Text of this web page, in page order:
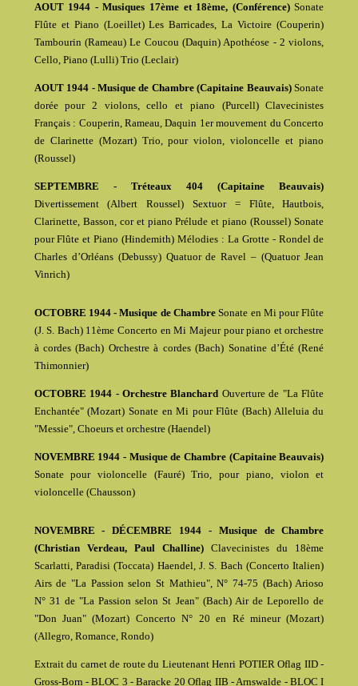
AOUT 1944 - Musiques 17ème et 18ème, (Conférence)Sonate
Flûte et Piano (Loeillet) Les Barricades, La Victoire (Couperin)
Tambourin (Rameau) Le Coucou (Daquin) Apothéose - 2 violons,
Cello, Piano (Lulli) Trio (Leclair)
AOUT 1944 - Musique de Chambre (Capitaine Beauvais)Sonate
dorée pour 2 violons, cello et piano (Purcell) Clavecinistes
Français : Couperin, Rameau, Daquin 1er mouvement du Concerto
de Clarinette (Mozart) Trio, pour violon, violoncelle et piano
(Roussel)
SEPTEMBRE - Tréteaux 404 (Capitaine Beauvais)
Divertissement (Albert Roussel) Sextuor = Flûte, Hautbois,
Clarinette, Basson, cor et piano Prélude et piano (Roussel) Sonate
pour Flûte et Piano (Hindemith) Mélodies : La Grotte - Rondel de
Charles d’Orléans (Debussy) Quatuor de Ravel – (Quatuor Jean
Vinrich)
OCTOBRE 1944 - Musique de Chambre Sonate en Mi pour Flûte
(J. S. Bach) 11ème Concerto en Mi Majeur pour piano et orchestre
à cordes (Bach) Orchestre à cordes (Bach) Sonatine d’Été (René
Thimonnier)
OCTOBRE 1944 - Orchestre Blanchard Ouverture de "La Flûte
Enchantée" (Mozart) Sonate en Mi pour Flûte (Bach) Alleluia du
"Messie", Choeurs et orchestre (Haendel)
NOVEMBRE 1944 - Musique de Chambre (Capitaine Beauvais)
Sonate pour violoncelle (Fauré) Trio, pour piano, violon et
violoncelle (Chausson)
NOVEMBRE - DÉCEMBRE 1944 - Musique de Chambre
(Christian Verdeau, Paul Challine) Clavecinistes du 18ème
Scarlatti, Paradisi (Toccata) Haendel, J. S. Bach (Concerto Italien)
Airs de "La Passion selon St Mathieu", N° 74-75 (Bach) Arioso
N° 31 de "La Passion selon St Jean" (Bach) Air de Leporello de
"Don Juan" (Mozart) Concerto N° 20 en Ré mineur (Mozart)
(Allegro, Romance, Rondo)
Extrait du carnet de route du Lieutenant Henri POTIER Oflag IID -
Gross-Born - BLOC 3 - Baracke 20 Oflag IIB - Arnswalde - BLOC I